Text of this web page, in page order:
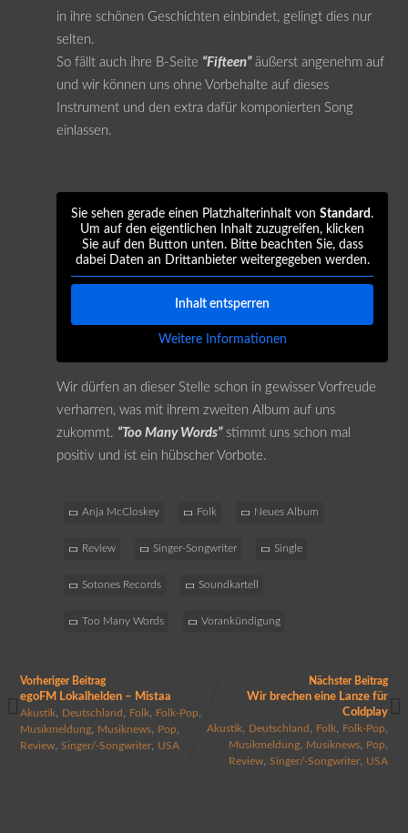
in ihre schönen Geschichten einbindet, gelingt dies nur
selten.
So fällt auch ihre B-Seite “Fifteen”äußerst angenehm auf
und wir können uns ohne Vorbehalte auf dieses
Instrument und den extra dafür komponierten Song
einlassen.
Sie sehen gerade einen Platzhalterinhalt von Standard .
Um auf den eigentlichen Inhalt zuzugreifen, klicken
Sie auf den Button unten. Bitte beachten Sie, dass
dabei Daten an Drittanbieter weitergegeben werden.
Inhalt entsperren
Weitere Informationen
Wir dürfen an dieser Stelle schon in gewisser Vorfreude
verharren, was mit ihrem zweiten Album auf uns
zukommt. “Too Many Words”stimmt uns schon mal
positiv und ist ein hübscher Vorbote.
Anja McCloskey Folk Neues Album
Review Singer-Songwriter Single
Sotones Records Soundkartell
Too Many Words Vorankündigung
Vorheriger Beitrag
egoFM Lokalhelden – Mistaa
Akustik, Deutschland Folk, Folk-Pop
Musikmeldung, Musiknews, Pop
Review, Singer/-Songwriter, USA
Nächster Beitrag
Wir brechen eine Lanze für
Coldplay
Akustik Deutschland Folk Folk-Pop
Musikmeldung Musiknews Pop
Review ,Singer/-Songwriter USA